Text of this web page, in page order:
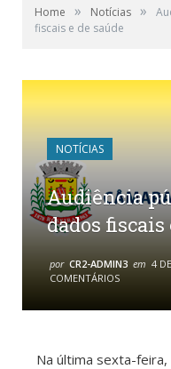
Home » Notícias »
fiscais e de saúde
NOTÍCIAS
Audiência
dados fiscais
por CR2-ADMIN3 em 4
COMENTÁRIOS
Na última sexta-